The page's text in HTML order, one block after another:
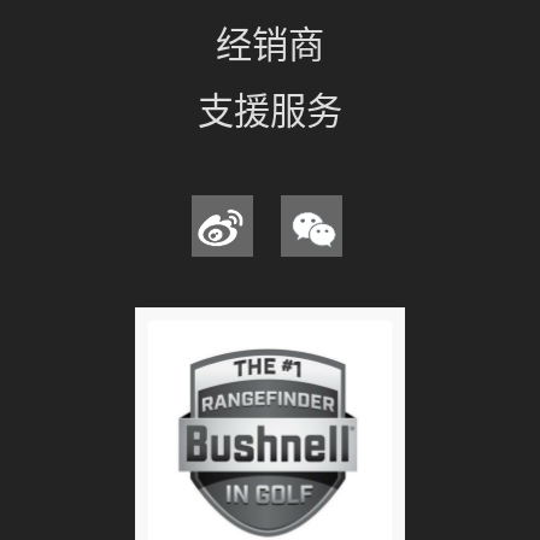
经销商
支援服务